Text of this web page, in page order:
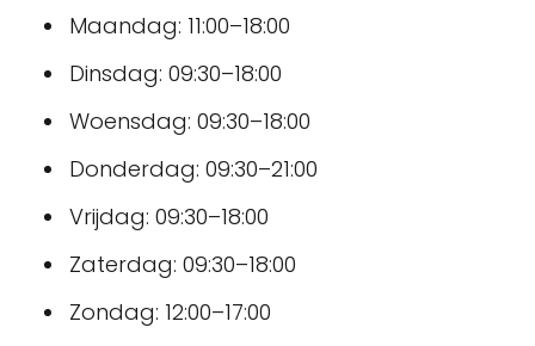
Maandag: 11:00–18:00
Dinsdag: 09:30–18:00
Woensdag: 09:30–18:00
Donderdag: 09:30–21:00
Vrijdag: 09:30–18:00
Zaterdag: 09:30–18:00
Zondag: 12:00–17:00